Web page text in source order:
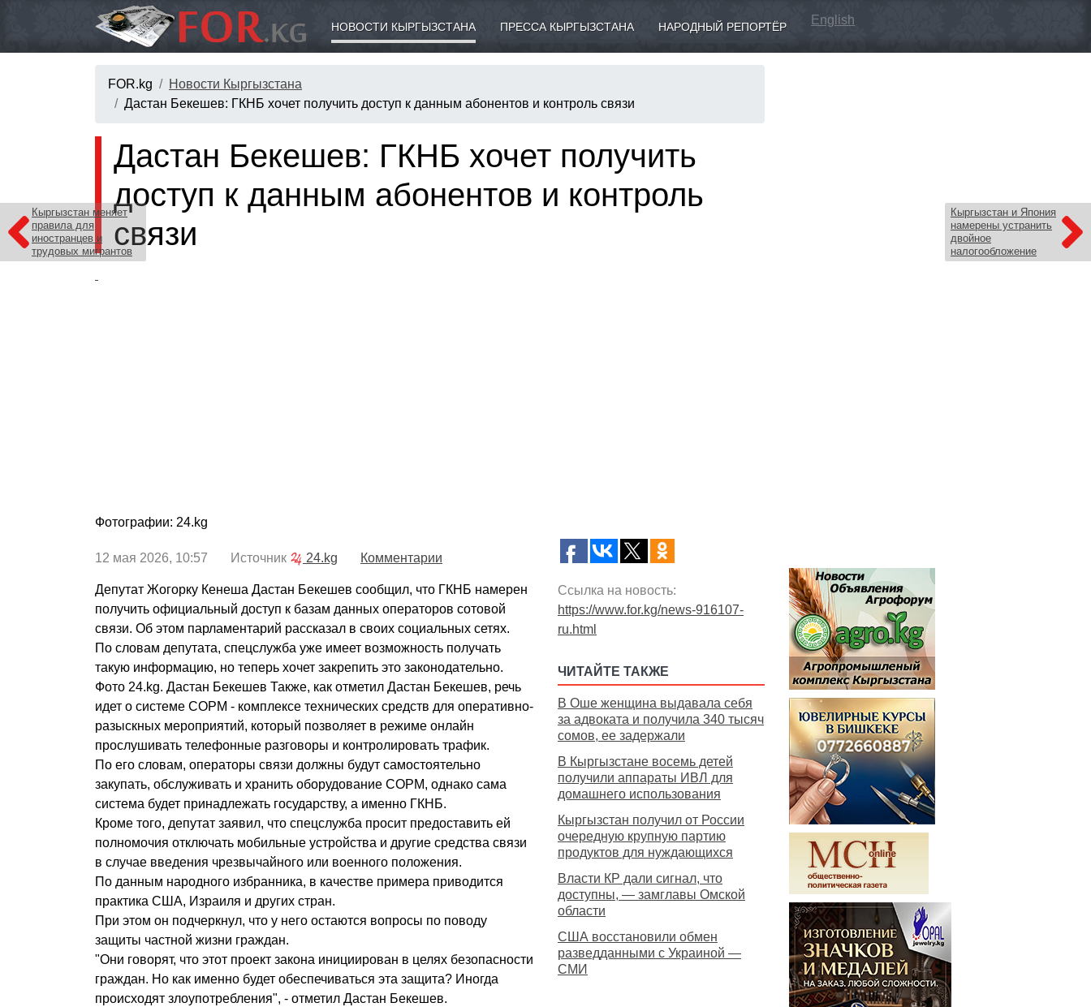
НОВОСТИ КЫРГЫЗСТАНА ПРЕССА КЫРГЫЗСТАНА НАРОДНЫЙ РЕПОРТЁР English
FOR.kg
Новости Кыргызстана
Дастан Бекешев: ГКНБ хочет получить доступ к данным абонентов и контроль связи
Кыргызстан меняет
правила для
иностранцев и
трудовых мигрантов
Кыргызстан и Япония
намерены устранить
двойное
налогообложение
Дастан Бекешев: ГКНБ хочет получить
доступ к данным абонентов и контроль
связи
Фотографии: 24.kg
12 мая 2026, 10:57 Источник 24.kg Комментарии
Депутат Жогорку Кенеша Дастан Бекешев сообщил, что ГКНБ намерен
получить официальный доступ к базам данных операторов сотовой
связи. Об этом парламентарий рассказал в своих социальных сетях.
По словам депутата, спецслужба уже имеет возможность получать
такую информацию, но теперь хочет закрепить это законодательно.
Фото 24.kg. Дастан Бекешев Также, как отметил Дастан Бекешев, речь
идет о системе СОРМ - комплексе технических средств для оперативно-
разыскных мероприятий, который позволяет в режиме онлайн
прослушивать телефонные разговоры и контролировать трафик.
По его словам, операторы связи должны будут самостоятельно
закупать, обслуживать и хранить оборудование СОРМ, однако сама
система будет принадлежать государству, а именно ГКНБ.
Кроме того, депутат заявил, что спецслужба просит предоставить ей
полномочия отключать мобильные устройства и другие средства связи
в случае введения чрезвычайного или военного положения.
По данным народного избранника, в качестве примера приводится
практика США, Израиля и других стран.
При этом он подчеркнул, что у него остаются вопросы по поводу
защиты частной жизни граждан.
"Они говорят, что этот проект закона инициирован в целях безопасности
граждан. Но как именно будет обеспечиваться эта защита? Иногда
происходят злоупотребления", - отметил Дастан Бекешев.
Ссылка на новость:
https://www.for.kg/news-916107-
ru.html
ЧИТАЙТЕ ТАКЖЕ
В Оше женщина выдавала себя
за адвоката и получила 340 тысяч
сомов, ее задержали
В Кыргызстане восемь детей
получили аппараты ИВЛ для
домашнего использования
Кыргызстан получил от России
очередную крупную партию
продуктов для нуждающихся
Власти КР дали сигнал, что
доступны, — замглавы Омской
области
США восстановили обмен
разведданными с Украиной —
СМИ